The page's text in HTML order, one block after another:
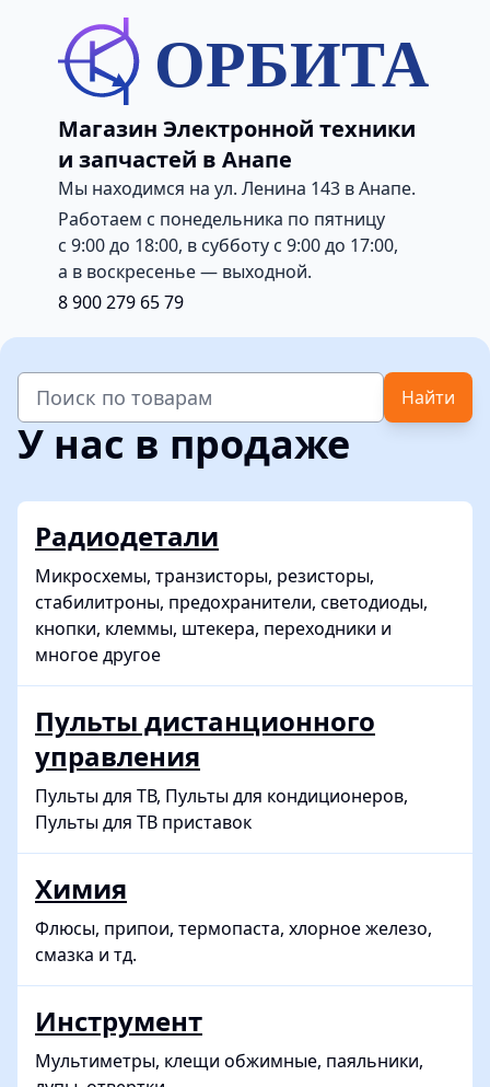
ОРБИТА
Магазин Электронной техники
и запчастей в Анапе
Мы находимся на ул. Ленина 143 в Анапе.
Работаем с понедельника по пятницу
с 9:00 до 18:00, в субботу с 9:00 до 17:00,
а в воскресенье — выходной.
8 900 279 65 79
У нас в продаже
Найти
Радиодетали
Микросхемы, транзисторы, резисторы,
стабилитроны, предохранители, светодиоды,
кнопки, клеммы, штекера, переходники и
многое другое
Пульты дистанционного
управления
Пульты для ТВ, Пульты для кондиционеров,
Пульты для ТВ приставок
Химия
Флюсы, припои, термопаста, хлорное железо,
смазка и тд.
Инструмент
Мультиметры, клещи обжимные, паяльники,